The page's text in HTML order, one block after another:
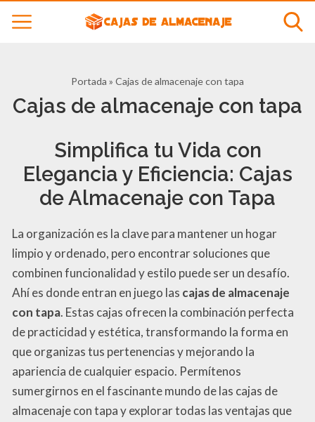
Portada » Cajas de almacenaje con tapa
Cajas de almacenaje con tapa
Simplifica tu Vida con
Elegancia y Eficiencia: Cajas
de Almacenaje con Tapa
La organización es la clave para mantener un hogar
limpio y ordenado, pero encontrar soluciones que
combinen funcionalidad y estilo puede ser un desafío.
Ahí es donde entran en juego las cajas de almacenaje
con tapa. Estas cajas ofrecen la combinación perfecta
de practicidad y estética, transformando la forma en
que organizas tus pertenencias y mejorando la
apariencia de cualquier espacio. Permítenos
sumergirnos en el fascinante mundo de las cajas de
almacenaje con tapa y explorar todas las ventajas que